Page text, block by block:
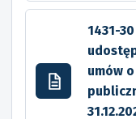
1431-
umów